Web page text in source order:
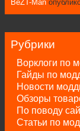
Рубрики
Ворклоги по
Гайды по
Новости
Обзоры
По поводу
Статьи по
BeZT-Man